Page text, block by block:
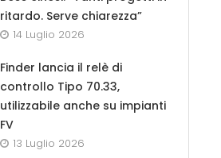
ritardo. Serve chiarezza”
14 Luglio 2026
Finder lancia il relè di
controllo Tipo 70.33,
utilizzabile anche su impianti
FV
13 Luglio 2026